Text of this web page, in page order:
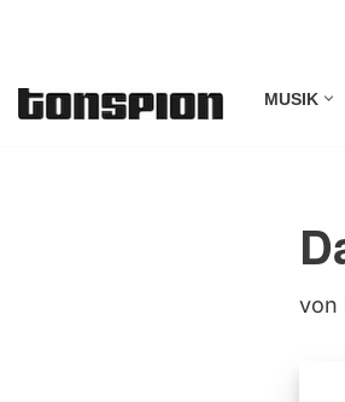
Inhalt
MUSIK
von